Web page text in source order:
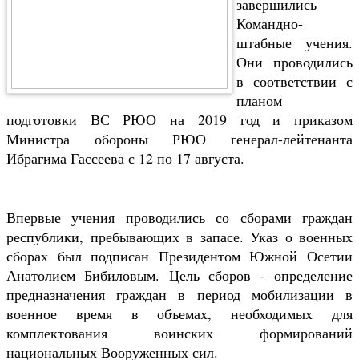
Командно-
штабные учения.
Они проводились
в соответствии с
планом
подготовки ВС РЮО на 2019 год и приказом
Министра обороны РЮО генерал-лейтенанта
Ибрагима Гассеева с 12 по 17 августа.
Впервые учения проводились со сборами граждан
республики, пребывающих в запасе. Указ о военных
сборах был подписан Президентом Южной Осетии
Анатолием Бибиловым. Цель сборов - определение
предназначения граждан в период мобилизации в
военное время в объемах, необходимых для
комплектования воинских формирований
национальных Вооруженных сил.